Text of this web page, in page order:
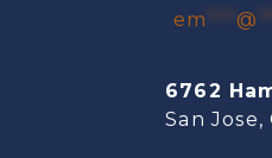
em
@
6762
San Jose,